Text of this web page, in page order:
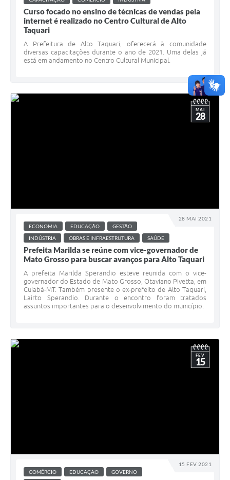
Curso focado no ensino de técnicas de vendas pela
internet é realizado no Centro Cultural de Alto
Taquari
A Prefeitura de Alto Taquari, oferecerá à comunidade
diversas capacitações durante o ano de 2021. Uma delas já
está em andamento no Centro Cultural Municipal.
28 MAI 2021
MAI
28
ECONOMIA EDUCAÇÃO
GESTÃO
INDÚSTRIA
OBRAS E INFRAESTRUTURA SAÚDE
Prefeita Marilda se reúne com vice-governador de
Mato Grosso para buscar avanços para Alto Taquari
A prefeita Marilda Sperandio esteve reunida com o vice-
governador do Estado de Mato Grosso, Otaviano Pivetta, em
Cuiabá-MT. Também presente o ex-prefeito de Alto Taquari,
Lairto Sperandio. Durante o encontro foram tratados
assuntos importantes para o desenvolvimento do município.
15 FEV 2021
FEV
15
COMÉRCIO EDUCAÇÃO
GOVERNO